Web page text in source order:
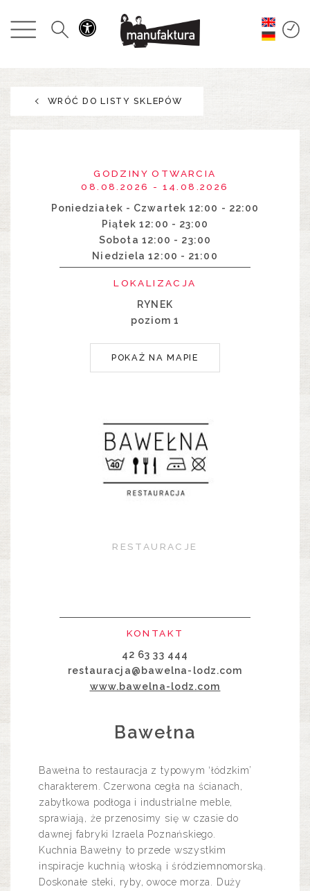
WYDARZENIA
PROMOCJE
RESTAURACJE
O NAS
WRÓĆ DO LISTY SKLEPÓW
GODZINY OTWARCIA
08.08.2026 - 14.08.2026
Poniedziałek - Czwartek 12:00 - 22:00
Piątek 12:00 - 23:00
Sobota 12:00 - 23:00
Niedziela 12:00 - 21:00
LOKALIZACJA
RYNEK
poziom 1
POKAŻ NA MAPIE
RESTAURACJE
KONTAKT
42 63 33 444
restauracja@bawelna-lodz.com
www.bawelna-lodz.com
Bawełna
Bawełna to restauracja z typowym ‘łódzkim’
charakterem. Czerwona cegła na ścianach,
zabytkowa podłoga i industrialne meble,
sprawiają, że przenosimy się w czasie do
dawnej fabryki Izraela Poznańskiego.
Kuchnia Bawełny to przede wszystkim
inspiracje kuchnią włoską i śródziemnomorską.
Doskonałe steki, ryby, owoce morza. Duży